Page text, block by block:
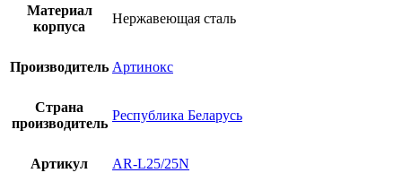
Материал
корпуса
Нержавеющая сталь
Производитель Артинокс
Страна
производитель
Республика Беларусь
Артикул AR-L25/25N